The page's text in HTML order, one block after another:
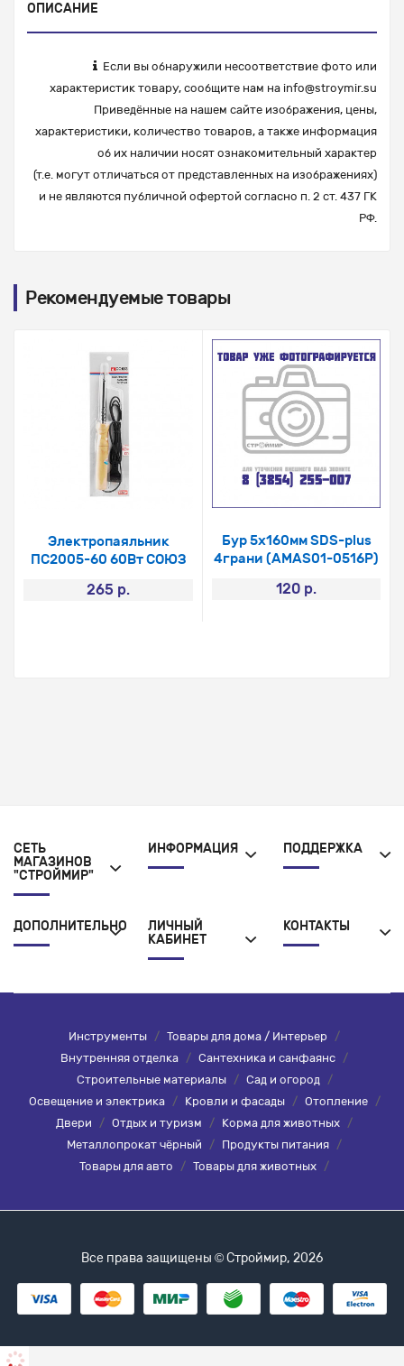
ОПИСАНИЕ
Если вы обнаружили несоответствие фото или
характеристик товару, сообщите нам на info@stroymir.su
Приведённые на нашем сайте изображения, цены,
характеристики, количество товаров, а также информация
об их наличии носят ознакомительный характер
(т.е. могут отличаться от представленных на изображениях)
и не являются публичной офертой согласно п. 2 ст. 437 ГК
РФ.
Рекомендуемые товары
Электропаяльник
ПС2005-60 60Вт СОЮЗ
265 р.
Бур 5х160мм SDS-plus
4грани (AMAS01-0516P)
120 р.
СЕТЬ
МАГАЗИНОВ
"СТРОЙМИР"
ИНФОРМАЦИЯ ПОДДЕРЖКА
ДОПОЛНИТЕЛЬНО
ЛИЧНЫЙ
КАБИНЕТ
КОНТАКТЫ
Инструменты / Товары для дома / Интерьер /
Внутренняя отделка / Сантехника и санфаянс /
Строительные материалы
/ Сад и огород
/
Освещение и электрика
/ Кровли и фасады / Отопление
/
Двери
/ Отдых и туризм / Корма для животных /
Металлопрокат чёрный
/ Продукты питания /
Товары для авто
/ Товары для животных /
Все права защищены © Строймир, 2026